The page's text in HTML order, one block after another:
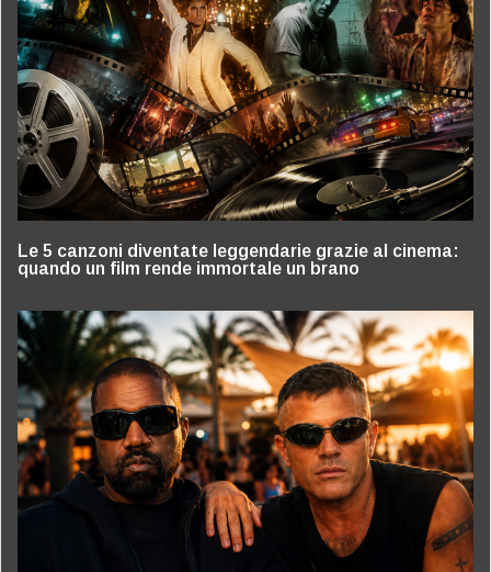
Le 5 canzoni diventate leggendarie grazie al cinema:
quando un film rende immortale un brano